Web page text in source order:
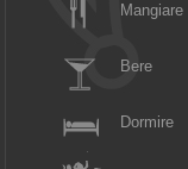
Mangiare
Bere
Dormire